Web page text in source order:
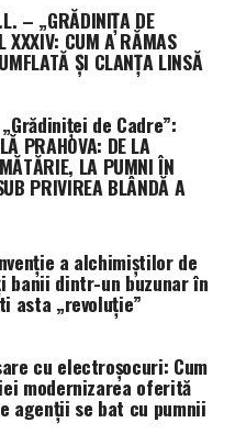
menite să protejeze
capacitățile specifice
de a ascunde detaliile
ale premiilor,
Justificarea oficială
de informații
China. Utilizarea
tradiționale permite
raportare publică,
de mișcare, dar și
pentru supremație
– „GRĂDINIȚA DE
XXXIV: CUM A RĂMAS
ȘI CLANȚA LINSĂ
de Cadre”:
PRAHOVA: DE LA
LA PUMNI ÎN
PRIVIREA BLÂNDĂ A
a alchimiștilor de
banii dintr-un buzunar în
asta „revoluție”
cu electroșocuri: Cum
modernizarea oferită
agenții se bat cu pumnii